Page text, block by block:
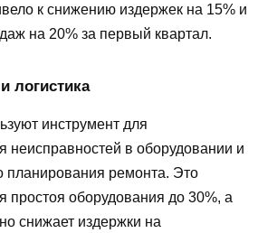
к снижению издержек на 15% и
на 20% за первый квартал.
логистика
инструмент для
неисправностей в оборудовании и
планирования ремонта. Это
простоя оборудования до 30%, а
снижает издержки на